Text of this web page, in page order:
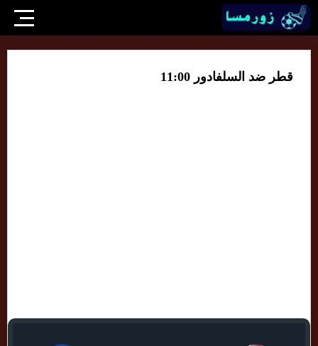
قطر ضد السلفادور 11:00